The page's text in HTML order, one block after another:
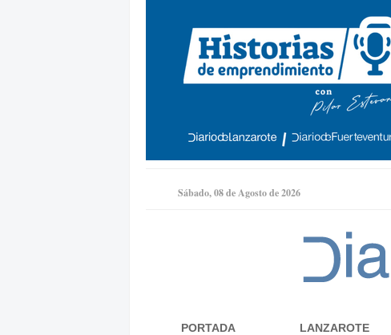
Sábado, 08 de Agosto de 2026
PORTADA LANZAROTE